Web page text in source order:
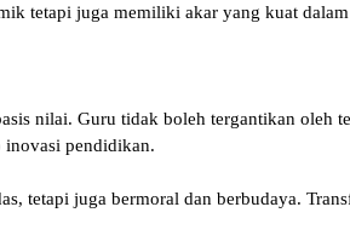
tetapi juga memiliki akar yang kuat
nilai. Guru tidak boleh tergantikan oleh
inovasi pendidikan.
tetapi juga bermoral dan berbudaya.